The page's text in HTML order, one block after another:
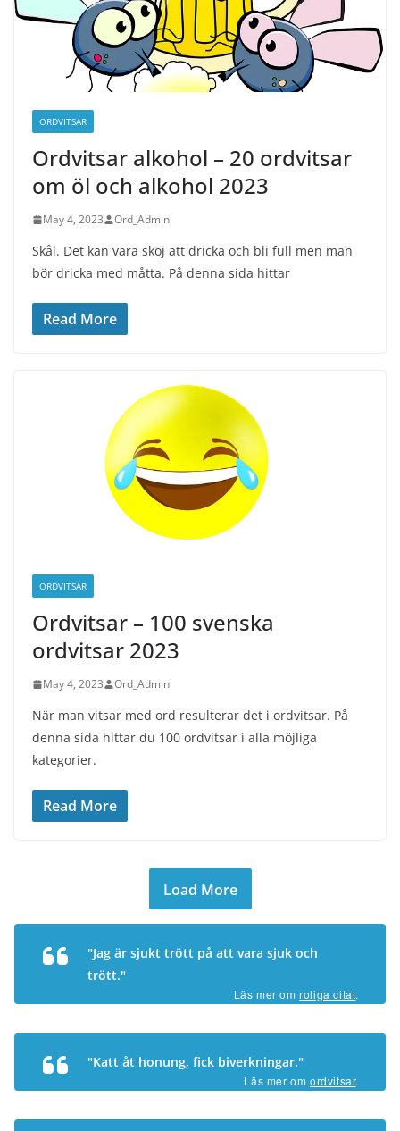
ORDVITSAR
Ordvitsar alkohol – 20 ordvitsar
om öl och alkohol 2023
May 4, 2023 Ord_Admin
Skål. Det kan vara skoj att dricka och bli full men man
bör dricka med måtta. På denna sida hittar
Read More
ORDVITSAR
Ordvitsar – 100 svenska
ordvitsar 2023
May 4, 2023 Ord_Admin
När man vitsar med ord resulterar det i ordvitsar. På
denna sida hittar du 100 ordvitsar i alla möjliga
kategorier.
Read More
Load More
"Jag är sjukt trött på att vara sjuk och
trött."
Läs mer omroliga citat.
"Katt åt honung, fick biverkningar."
Läs mer om ordvitsar.